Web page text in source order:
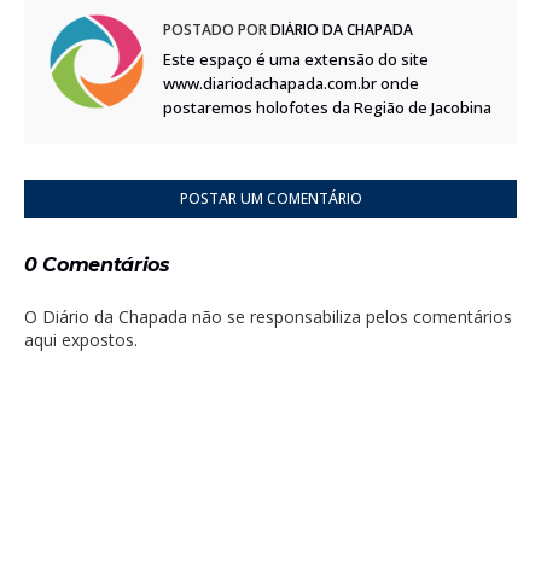
POSTADO PORDIÁRIO DA CHAPADA
Este espaço é uma extensão do site
www.diariodachapada.com.br onde
postaremos holofotes da Região de Jacobina
POSTAR UM COMENTÁRIO
0 Comentários
O Diário da Chapada não se responsabiliza pelos comentários
aqui expostos.